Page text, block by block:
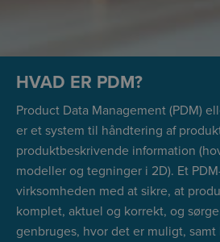
HVAD ER PDM?
Product Data Management (PDM)
er et system til håndtering af
produktbeskrivende information
modeller og tegninger i 2D). Et
virksomheden med at sikre, at
komplet, aktuel og korrekt, og
genbruges, hvor det er muligt, samt